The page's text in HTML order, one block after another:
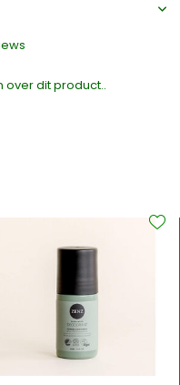
over dit product..